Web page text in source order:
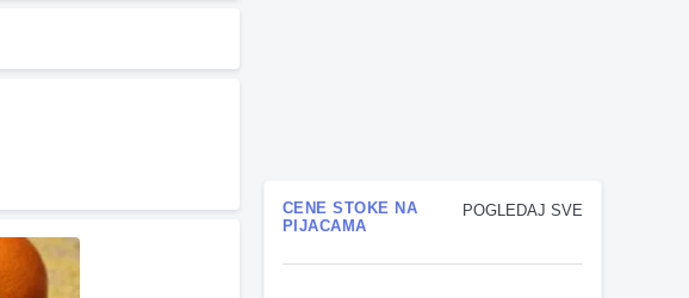
POGLEDAJ SVE
CENE STOKE NA
PIJACAMA